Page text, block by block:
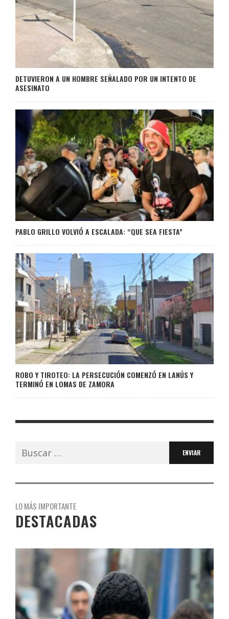
DETUVIERON A UN HOMBRE SEÑALADO POR UN INTENTO DE
ASESINATO
PABLO GRILLO VOLVIÓ A ESCALADA: “QUE SEA FIESTA”
ROBO Y TIROTEO: LA PERSECUCIÓN COMENZÓ EN LANÚS Y
TERMINÓ EN LOMAS DE ZAMORA
Buscar:
LO MÁS IMPORTANTE
DESTACADAS